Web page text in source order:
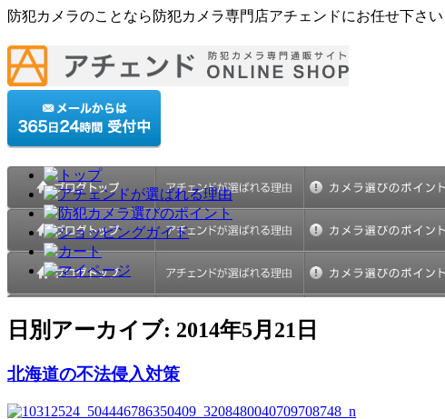
防犯カメラのことなら防犯カメラ専門店アチェンドにお任せ下さい
日別アーカイブ: 2014年5月21日
北海道の不法侵入対策